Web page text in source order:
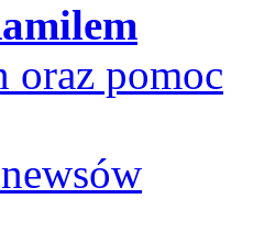
oraz pomoc